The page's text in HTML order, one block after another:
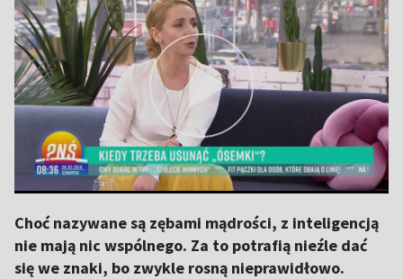
Choć nazywane są zębami mądrości, z inteligencją
nie mają nic wspólnego. Za to potrafią nieźle dać
się we znaki, bo zwykle rosną nieprawidłowo.